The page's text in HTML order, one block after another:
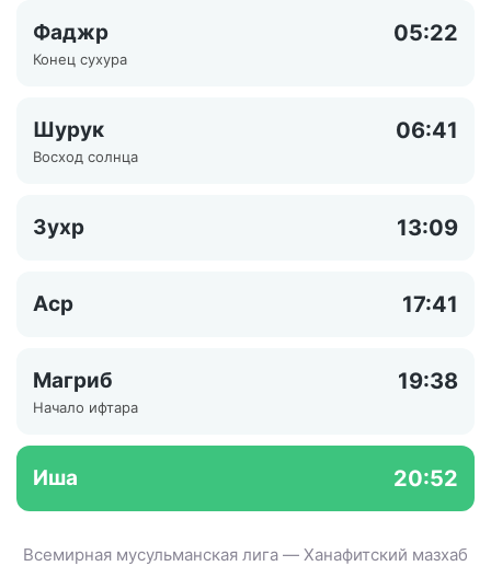
Фаджр 05:22
Конец сухура
Шурук 06:41
Восход солнца
Зухр 13:09
Аср 17:41
Магриб 19:38
Начало ифтара
Иша 20:52
Всемирная мусульманская лига — Ханафитский мазхаб